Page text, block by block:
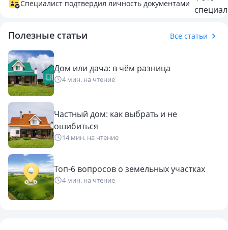
Специалист подтвердил личность документами
Полезные статьи Все статьи
Дом или дача: в чём разница
4 мин. на чтение
Частный дом: как выбрать и не
ошибиться
14 мин. на чтение
Топ-6 вопросов о земельных участках
4 мин. на чтение